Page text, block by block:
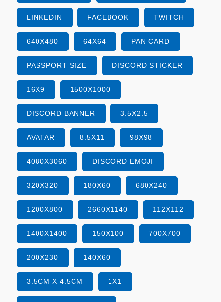
LINKEDIN FACEBOOK TWITCH
640X480 64X64 PAN CARD
PASSPORT SIZE DISCORD STICKER
16X9 1500X1000
DISCORD BANNER 3.5X2.5
AVATAR 8.5X11 98X98
4080X3060 DISCORD EMOJI
320X320 180X60 680X240
1200X800 2660X1140 112X112
1400X1400 150X100 700X700
200X230 140X60
3.5CM X 4.5CM 1X1